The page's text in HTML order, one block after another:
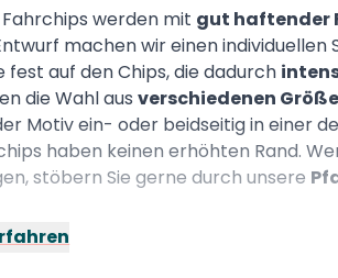
werden mit gut haftender
machen wir einen
fest auf den Chips, die dadurch
die Wahl ausverschiedenen
Motiv ein- oder beidseitig in einer
haben keinen erhöhten Rand.
stöbern Sie gerne durch unsere